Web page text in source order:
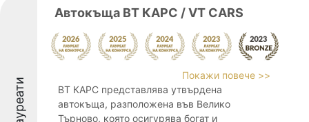
Лауреати
Автокъща ВТ КАРС / VT CARS
Покажи повече >>
ВТ КАРС представлява утвърдена
автокъща, разположена във Велико
Търново, която осигурява богат и